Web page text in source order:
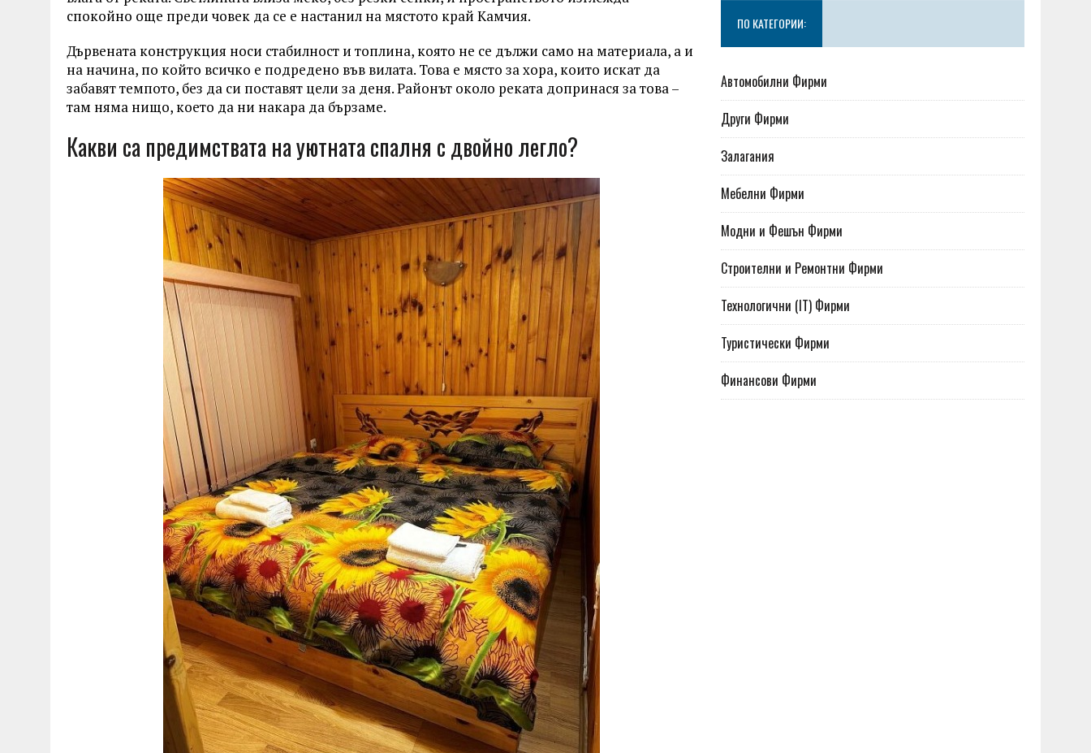
спокойно още преди човек да се е настанил на мястото край Камчия.
Дървената конструкция носи стабилност и топлина, която не се дължи само на материала, а и
на начина, по който всичко е подредено във вилата. Това е място за хора, които искат да
забавят темпото, без да си поставят цели за деня. Районът около реката допринася за това –
там няма нищо, което да ни накара да бързаме.
Какви са предимствата на уютната спалня с двойно легло?
ПО КАТЕГОРИИ:
Автомобилни Фирми
Други Фирми
Залагания
Мебелни Фирми
Модни и Фешън Фирми
Строителни и Ремонтни Фирми
Технологични (IT) Фирми
Туристически Фирми
Финансови Фирми